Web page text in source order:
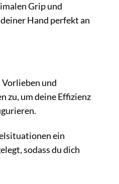
Grip und
Hand perfekt an
Vorlieben und
zu, um deine Effizienz
ein
sodass du dich